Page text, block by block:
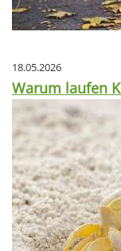
18.05.2026
Warum laufen